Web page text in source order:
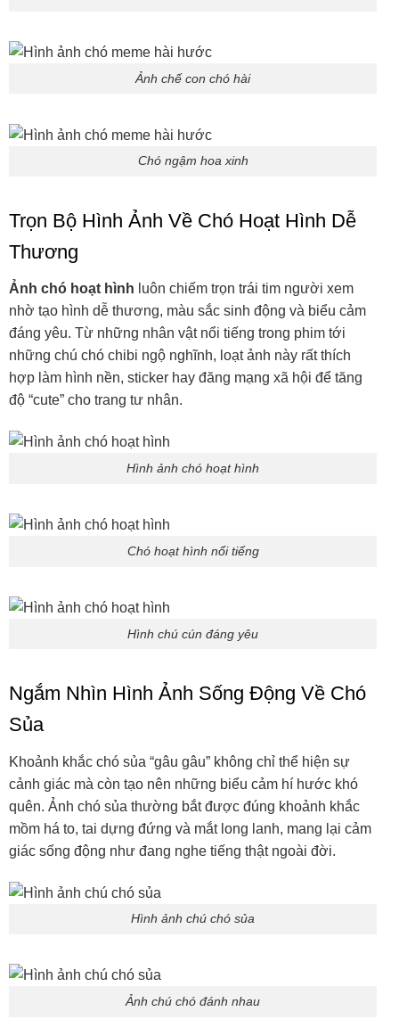
Ảnh chế con chó hài
Chó ngậm hoa xinh
Trọn Bộ Hình Ảnh Về Chó Hoạt Hình Dễ
Thương
Ảnh chó hoạt hình luôn chiếm trọn trái tim người xem
nhờ tạo hình dễ thương, màu sắc sinh động và biểu cảm
đáng yêu. Từ những nhân vật nổi tiếng trong phim tới
những chú chó chibi ngộ nghĩnh, loạt ảnh này rất thích
hợp làm hình nền, sticker hay đăng mạng xã hội để tăng
độ “cute” cho trang tư nhân.
Hình ảnh chó hoạt hình
Chó hoạt hình nổi tiếng
Hình chú cún đáng yêu
Ngắm Nhìn Hình Ảnh Sống Động Về Chó
Sủa
Khoảnh khắc chó sủa “gâu gâu” không chỉ thể hiện sự
cảnh giác mà còn tạo nên những biểu cảm hí hước khó
quên. Ảnh chó sủa thường bắt được đúng khoảnh khắc
mồm há to, tai dựng đứng và mắt long lanh, mang lại cảm
giác sống động như đang nghe tiếng thật ngoài đời.
Hình ảnh chú chó sủa
Ảnh chú chó đánh nhau